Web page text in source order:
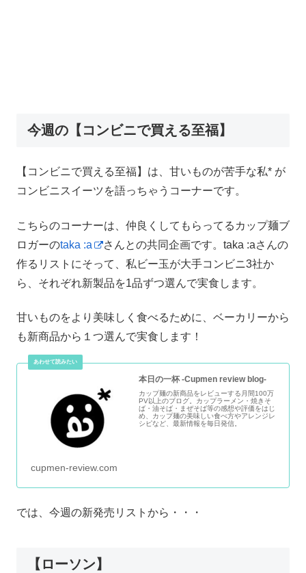
今週の【コンビニで買える至福】
【コンビニで買える至福】は、甘いものが苦手な私* が
コンビニスイーツを語っちゃうコーナーです。
こちらのコーナーは、仲良くしてもらってるカップ麺ブ
ロガーのtaka :a
さんとの共同企画です。taka :aさんの
作るリストにそって、私ビー玉が大手コンビニ3社か
ら、それぞれ新製品を1品ずつ選んで実食します。
甘いものをより美味しく食べるために、ベーカリーから
も新商品から１つ選んで実食します！
本日の一杯 -Cupmen review blog-
カップ麺の新商品をレビューする月間100万
PV以上のブログ。カップラーメン・焼きそ
ば・油そば・まぜそば等の感想や評価をはじ
め、カップ麺の美味しい食べ方やアレンジレ
シピなど、最新情報を毎日発信。
cupmen-review.com
では、今週の新発売リストから・・・
【ローソン】